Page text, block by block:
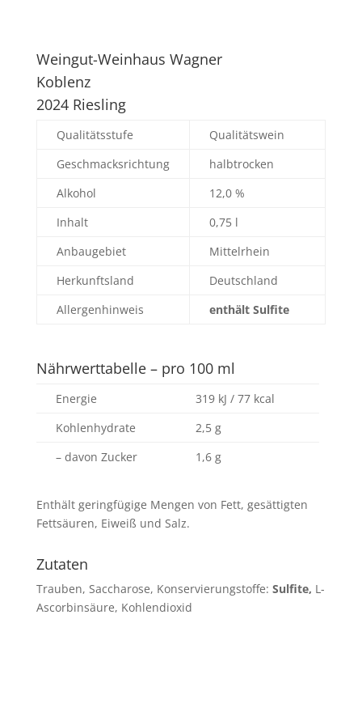
Weingut-Weinhaus Wagner
Koblenz
2024 Riesling
Qualitätsstufe
Qualitätswein
Geschmacksrichtung
halbtrocken
Alkohol
12,0 %
Inhalt
0,75 l
Anbaugebiet
Mittelrhein
Herkunftsland
Deutschland
Allergenhinweis
enthält Sulfite
Nährwerttabelle – pro 100 ml
Energie
319 kJ / 77 kcal
Kohlenhydrate
2,5 g
– davon Zucker
1,6 g
Enthält geringfügige Mengen von Fett, gesättigten
Fettsäuren, Eiweiß und Salz.
Zutaten
Trauben, Saccharose, Konservierungstoffe: Sulfite, L-
Ascorbinsäure, Kohlendioxid